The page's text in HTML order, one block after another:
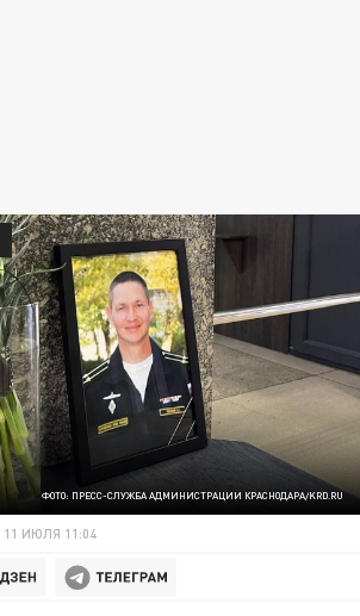
ФОТО: ПРЕСС-СЛУЖБА АДМИНИСТРАЦИИ КРАСНОДАРА/KRD.RU
11 ИЮЛЯ 11:04